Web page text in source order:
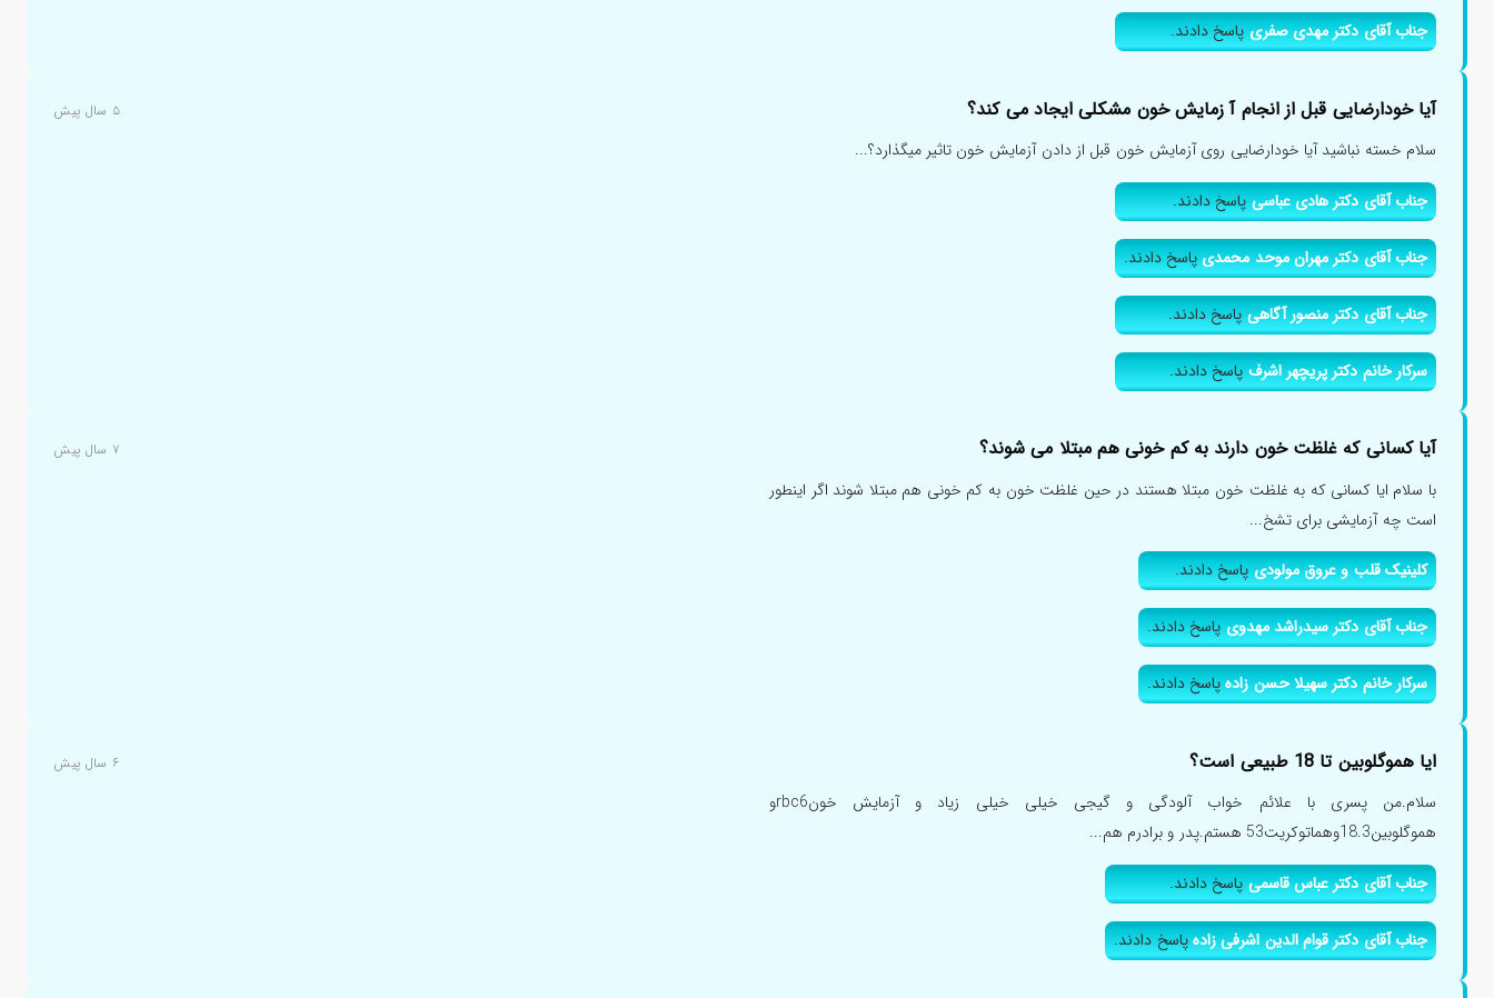
جناب آقای دکتر مهدی صفریپاسخ دادند.
آیا خودارضایی قبل از انجام آ زمایش خون مشکلی ایجاد می کند؟ ۵ سال پیش
سلام خسته نباشید آیا خودارضایی روی آزمایش خون قبل از دادن آزمایش خون تاثیر میگذارد؟...
جناب آقای دکتر هادی عباسیپاسخ دادند.
جناب آقای دکتر مهران موحد محمدیپاسخ دادند.
جناب آقای دکتر منصور آگاهیپاسخ دادند.
سرکار خانم دکتر پریچهر اشرفپاسخ دادند.
آیا کسانی که غلظت خون دارند به کم خونی هم مبتلا می شوند؟ ۷ سال پیش
با سلام ایا کسانی که به غلظت خون مبتلا هستند در حین غلظت خون به کم خونی هم مبتلا شوند اگر اینطور
است چه آزمایشی برای تشخ...
کلینیک قلب و عروق مولودیپاسخ دادند.
جناب آقای دکتر سیدراشد مهدویپاسخ دادند.
سرکار خانم دکتر سهیلا حسن زادهپاسخ دادند.
ایا هموگلوبین تا 18 طبیعی است؟ ۶ سال پیش
سلام.من پسری با علائم خواب آلودگی و گیجی خیلی خیلی زیاد و آزمایش خونrbc6و
هموگلوبین18.3وهماتوکریت53 هستم.پدر و برادرم هم...
جناب آقای دکتر عباس قاسمیپاسخ دادند.
جناب آقای دکتر قوام الدین اشرفی زادهپاسخ دادند.